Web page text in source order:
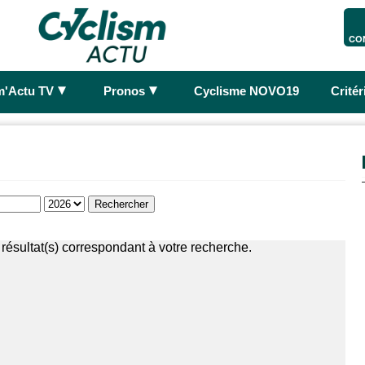
TV ► Pronos ► Cyclisme NOVO19
correspondant à votre recherche.